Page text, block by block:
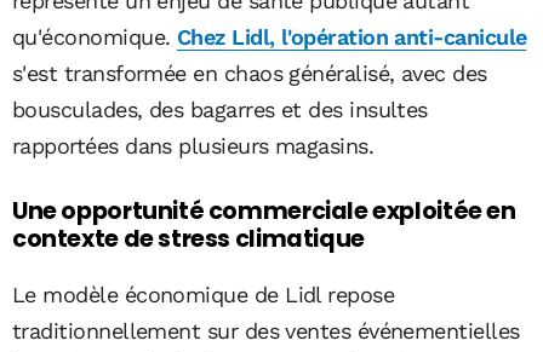
qu'économique. Chez Lidl, l'opération anti-canicule
s'est transformée en chaos généralisé, avec des
bousculades, des bagarres et des insultes
rapportées dans plusieurs magasins.
Une opportunité commerciale exploitée en
contexte de stress climatique
Le modèle économique de Lidl repose
traditionnellement sur des ventes événementielles